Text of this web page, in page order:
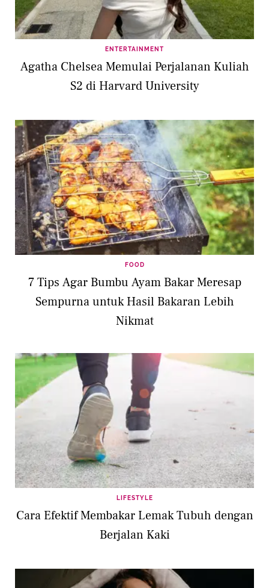
ENTERTAINMENT
Agatha Chelsea Memulai Perjalanan Kuliah
S2 di Harvard University
FOOD
7 Tips Agar Bumbu Ayam Bakar Meresap
Sempurna untuk Hasil Bakaran Lebih
Nikmat
LIFESTYLE
Cara Efektif Membakar Lemak Tubuh dengan
Berjalan Kaki